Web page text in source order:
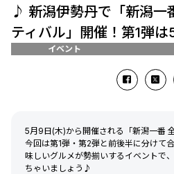
♪ 新潟伊勢丹で「新潟一
ティバル」開催！第1弾は
イベント
5月9日(木)から開催される「新潟一番
今回は第1弾・第2弾と前後半に分けて
味しいグルメが勢揃いするイベントで
ちゃいましょう♪